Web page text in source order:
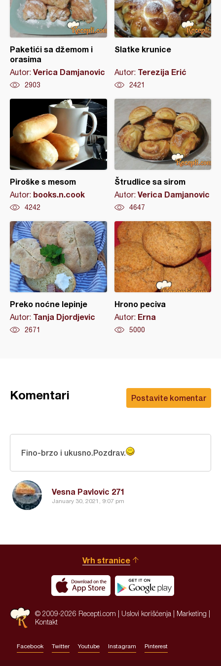
Paketići sa džemom i
orasima
Autor: Verica Damjanovic
2903
Slatke krunice
Autor: Terezija Erić
2421
Piroške s mesom
Autor: books.n.cook
4242
Štrudlice sa sirom
Autor: Verica Damjanovic
4647
Preko noćne lepinje
Autor: Tanja Djordjevic
2671
Hrono peciva
Autor: Erna
5000
Postavite komentar
Komentari
Vesna Pavlovic 271
January 30, 2021, 9:07 pm
Fino-brzo i ukusno.Pozdrav.
Vrh stranice
© 2009-2026 Recepti.com | Uslovi korišćenja Marketing
Kontakt
Facebook Twitter Youtube Instagram Pinterest